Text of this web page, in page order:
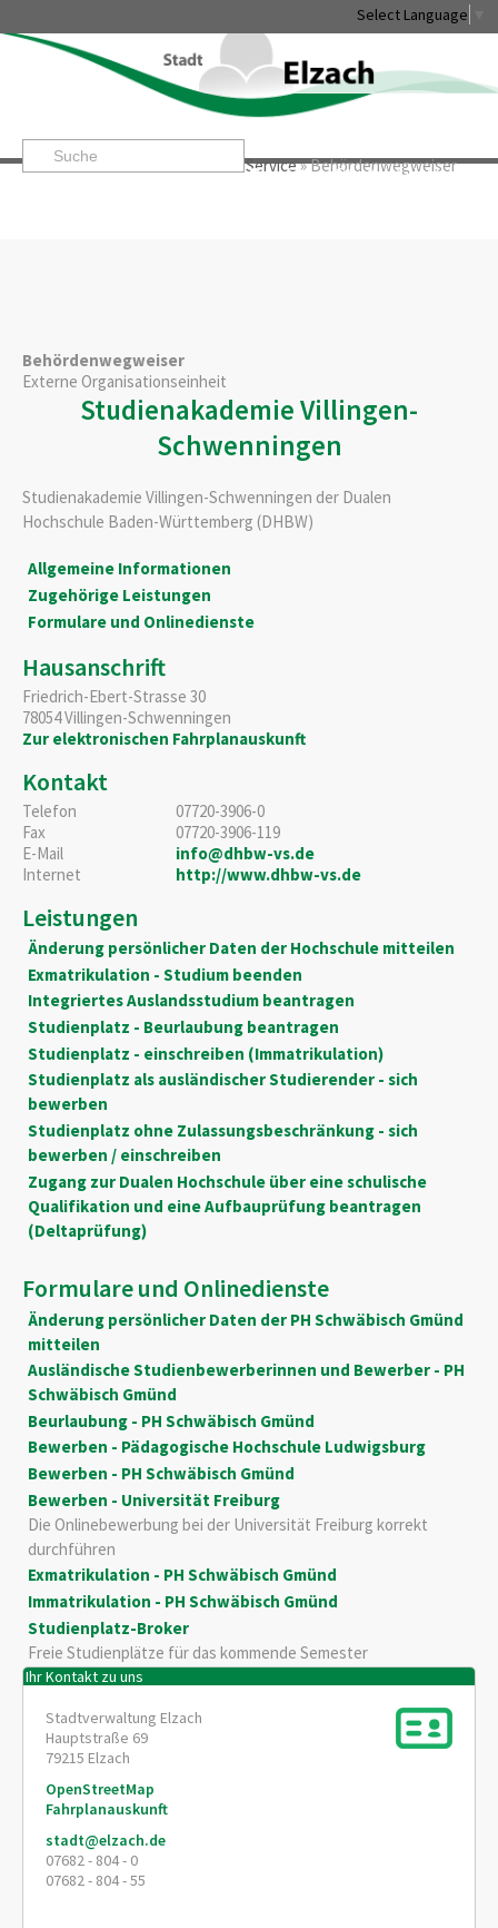
Select Language
Startseite» »Service»Behördenwegweiser
Leben & Erleben Rathaus & Service Stadtentwicklung &
Behördenwegweiser
Externe Organisationseinheit
Studienakademie Villingen-
Schwenningen
Studienakademie Villingen-Schwenningen der Dualen
Hochschule Baden-Württemberg (DHBW)
Allgemeine Informationen
Zugehörige Leistungen
Formulare und Onlinedienste
Hausanschrift
Friedrich-Ebert-Strasse 30
78054Villingen-Schwenningen
Zur elektronischen Fahrplanauskunft
Kontakt
Telefon
07720-3906-0
Fax
07720-3906-119
E-Mail
info@dhbw-vs.de
Internet
http://www.dhbw-vs.de
Leistungen
Änderung persönlicher Daten der Hochschule mitteilen
Exmatrikulation - Studium beenden
Integriertes Auslandsstudium beantragen
Studienplatz - Beurlaubung beantragen
Studienplatz - einschreiben (Immatrikulation)
Studienplatz als ausländischer Studierender - sich
bewerben
Studienplatz ohne Zulassungsbeschränkung - sich
bewerben / einschreiben
Zugang zur Dualen Hochschule über eine schulische
Qualifikation und eine Aufbauprüfung beantragen
(Deltaprüfung)
Formulare und Onlinedienste
Änderung persönlicher Daten der PH Schwäbisch Gmünd
mitteilen
Ausländische Studienbewerberinnen und Bewerber - PH
Schwäbisch Gmünd
Beurlaubung - PH Schwäbisch Gmünd
Bewerben - Pädagogische Hochschule Ludwigsburg
Bewerben - PH Schwäbisch Gmünd
Bewerben - Universität Freiburg
Die Onlinebewerbung bei der Universität Freiburg korrekt
durchführen
Exmatrikulation - PH Schwäbisch Gmünd
Immatrikulation - PH Schwäbisch Gmünd
Studienplatz-Broker
Freie Studienplätze für das kommende Semester
Ihr Kontakt zu uns
Stadtverwaltung Elzach
Hauptstraße 69
79215 Elzach
OpenStreetMap
Fahrplanauskunft
stadt@elzach.de
07682 - 804 - 0
07682 - 804 - 55